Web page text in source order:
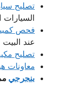
تصليح
السيارات
فحص
عند البيت
تصليح
معاونات
بنجرجي